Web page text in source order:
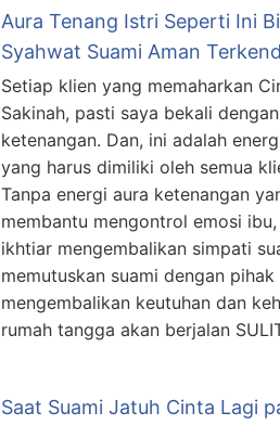
Aura Tenang Istri Seperti Ini
Syahwat Suami Aman
Setiap klien yang memaharkan
Sakinah, pasti saya bekali
ketenangan. Dan, ini adalah
yang harus dimiliki oleh semua
Tanpa energi aura ketenangan
membantu mengontrol emosi ibu,
ikhtiar mengembalikan simpati
memutuskan suami dengan
mengembalikan keutuhan dan
rumah tangga akan berjalan
Saat Suami Jatuh Cinta Lagi